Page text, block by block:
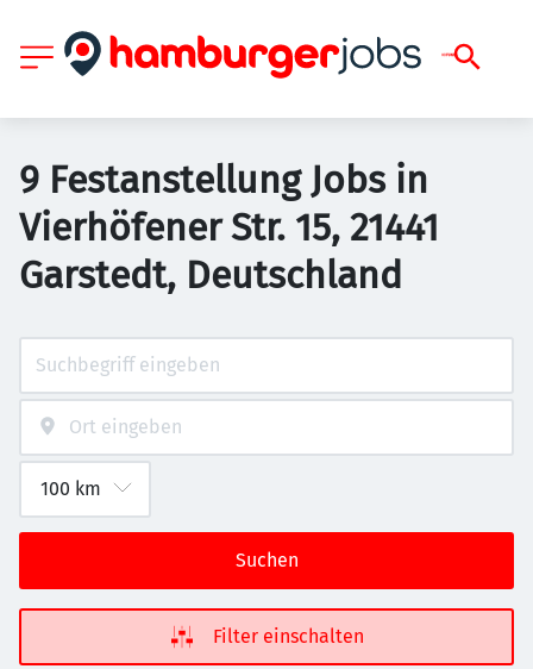
9 Festanstellung Jobs in
Vierhöfener Str. 15, 21441
Garstedt, Deutschland
Suchen
Filter einschalten